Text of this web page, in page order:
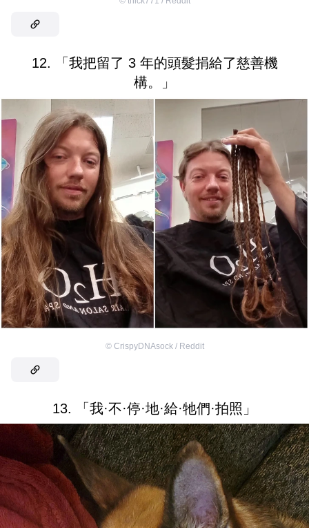
12. 「我把留了 3 年的頭髮捐給了慈善機
構。」
© CrispyDNAsock / Reddit
13. 「我·不·停·地·給·牠們·拍照」